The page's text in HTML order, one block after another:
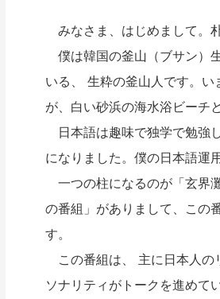
みなさま、はじめまして。
僕は韓国の釜山（ブサン）
いる、 生粋の釜山人です。
が、白い砂浜の海水浴ビーチ
日本語は趣味で独学で勉強
になりました。僕の日本語運
一つの柱になるのが「玄界
の番組」がありまして、この
す。
この番組は、 主に日本人の
ソナリティがトークを進めて